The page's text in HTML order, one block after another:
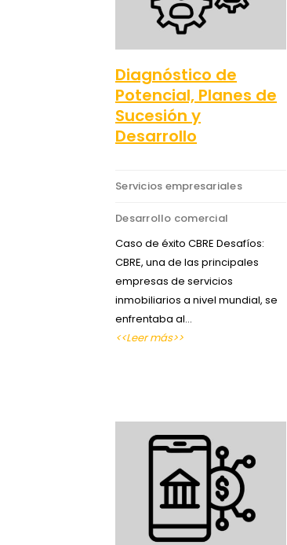
Diagnóstico de
Potencial, Planes de
Sucesión y
Desarrollo
Servicios empresariales
Desarrollo comercial
Caso de éxito CBRE Desafíos:
CBRE, una de las principales
empresas de servicios
inmobiliarios a nivel mundial, se
enfrentaba al…
<<Leer más>>